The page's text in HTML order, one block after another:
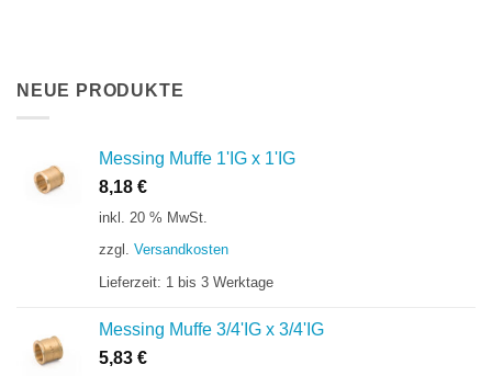
NEUE PRODUKTE
Messing Muffe 1'IG x 1'IG
8,18 €
inkl. 20 % MwSt.
zzgl. Versandkosten
Lieferzeit: 1 bis 3 Werktage
Messing Muffe 3/4'IG x 3/4'IG
5,83 €